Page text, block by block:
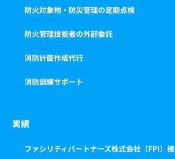
防火対象物・防災管理の定期点検
防火管理技能者の外部委託
消防計画作成代行
消防訓練サポート
実績
ファシリティパートナーズ株式会社（FPI）様